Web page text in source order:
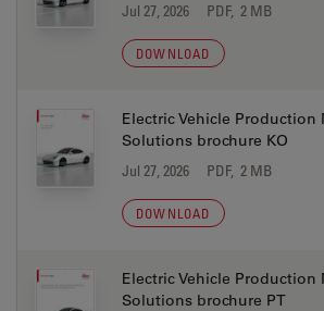
Jul 27, 2026 PDF, 2 MB
DOWNLOAD
Electric Vehicle Production
Solutions brochure KO
Jul 27, 2026 PDF, 2 MB
DOWNLOAD
Electric Vehicle Production
Solutions brochure PT